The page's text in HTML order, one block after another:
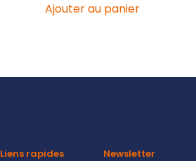
Ajouter au panier
Liens rapides Newsletter